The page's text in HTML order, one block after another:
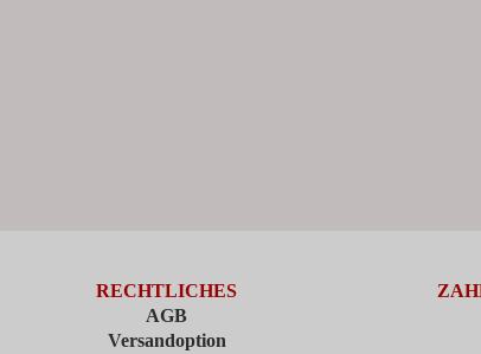
RECHTLICHES
AGB
Versandoption